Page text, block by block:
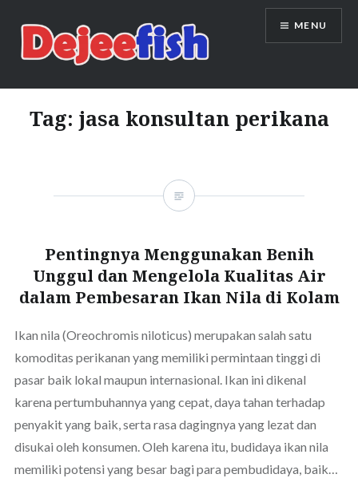
content
DEJEEFISH | PRODUSEN BENIH
IKAN BERKUALITAS INDONESIA
MENU
Tag: jasa konsultan perikana
Pentingnya Menggunakan Benih
Unggul dan Mengelola Kualitas Air
dalam Pembesaran Ikan Nila di Kolam
Ikan nila (Oreochromis niloticus) merupakan salah satu
komoditas perikanan yang memiliki permintaan tinggi di
pasar baik lokal maupun internasional. Ikan ini dikenal
karena pertumbuhannya yang cepat, daya tahan terhadap
penyakit yang baik, serta rasa dagingnya yang lezat dan
disukai oleh konsumen. Oleh karena itu, budidaya ikan nila
memiliki potensi yang besar bagi para pembudidaya, baik…